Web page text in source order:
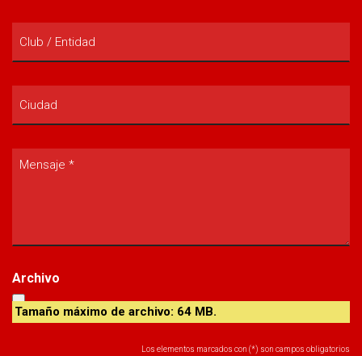
Entidad
Mensaje
Archivo
Tamaño máximo de archivo: 64 MB.
Los elementos marcados con (*) son campos obligatorios